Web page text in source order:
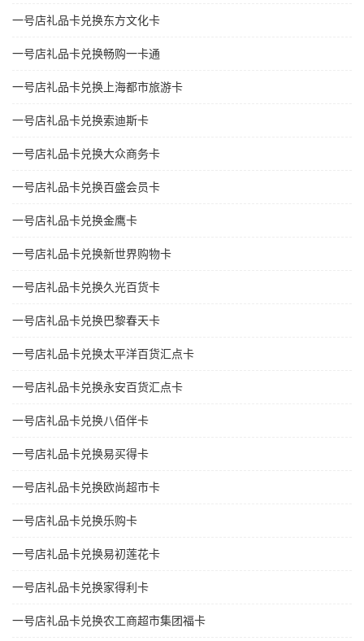
一号店礼品卡兑换东方文化卡
一号店礼品卡兑换畅购一卡通
一号店礼品卡兑换上海都市旅游卡
一号店礼品卡兑换索迪斯卡
一号店礼品卡兑换大众商务卡
一号店礼品卡兑换百盛会员卡
一号店礼品卡兑换金鹰卡
一号店礼品卡兑换新世界购物卡
一号店礼品卡兑换久光百货卡
一号店礼品卡兑换巴黎春天卡
一号店礼品卡兑换太平洋百货汇点卡
一号店礼品卡兑换永安百货汇点卡
一号店礼品卡兑换八佰伴卡
一号店礼品卡兑换易买得卡
一号店礼品卡兑换欧尚超市卡
一号店礼品卡兑换乐购卡
一号店礼品卡兑换易初莲花卡
一号店礼品卡兑换家得利卡
一号店礼品卡兑换农工商超市集团福卡